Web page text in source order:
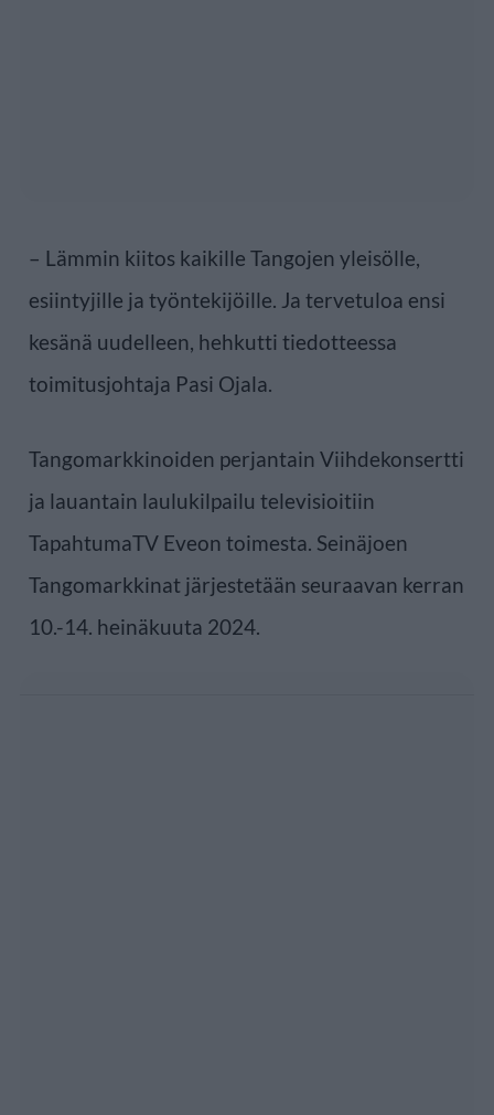
– Lämmin kiitos kaikille Tangojen yleisölle,
esiintyjille ja työntekijöille. Ja tervetuloa ensi
kesänä uudelleen, hehkutti tiedotteessa
toimitusjohtaja Pasi Ojala.
Tangomarkkinoiden perjantain Viihdekonsertti
ja lauantain laulukilpailu televisioitiin
TapahtumaTV Eveon toimesta. Seinäjoen
Tangomarkkinat järjestetään seuraavan kerran
10.-14. heinäkuuta 2024.